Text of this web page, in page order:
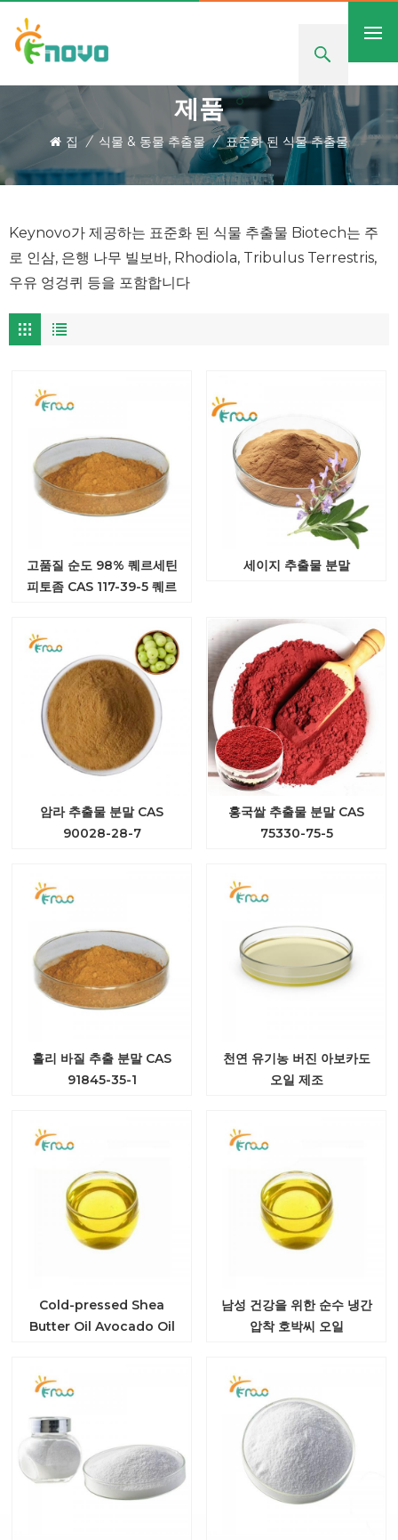
제품
집 / 식물 & 동물 추출물 / 표준화 된 식물 추출물
Keynovo가 제공하는 표준화 된 식물 추출물 Biotech는 주
로 인삼, 은행 나무 빌보바, Rhodiola, Tribulus Terrestris,
우유 엉겅퀴 등을 포함합니다
고품질 순도 98% 퀘르세틴
피토좀 CAS 117-39-5 퀘르
세이지 추출물 분말
암라 추출물 분말 CAS
90028-28-7
홍국쌀 추출물 분말 CAS
75330-75-5
홀리 바질 추출 분말 CAS
91845-35-1
천연 유기농 버진 아보카도
오일 제조
Cold-pressed Shea
Butter Oil Avocado Oil
남성 건강을 위한 순수 냉간
압착 호박씨 오일